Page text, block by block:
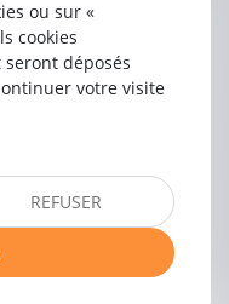
ou sur «
cookies
déposés
votre visite
REFUSER